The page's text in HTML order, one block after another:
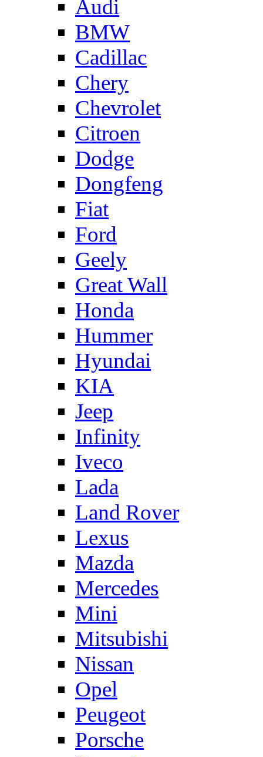
Audi
BMW
Cadillac
Chery
Chevrolet
Citroen
Dodge
Dongfeng
Fiat
Ford
Geely
Great Wall
Honda
Hummer
Hyundai
KIA
Jeep
Infinity
Iveco
Lada
Land Rover
Lexus
Mazda
Mercedes
Mini
Mitsubishi
Nissan
Opel
Peugeot
Porsche